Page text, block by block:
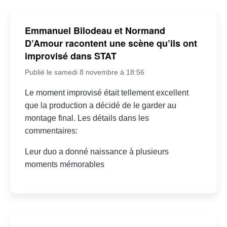
Emmanuel Bilodeau et Normand
D’Amour racontent une scène qu’ils ont
improvisé dans STAT
Publié le samedi 8 novembre à 18:56
Le moment improvisé était tellement excellent
que la production a décidé de le garder au
montage final. Les détails dans les
commentaires:
Leur duo a donné naissance à plusieurs
moments mémorables